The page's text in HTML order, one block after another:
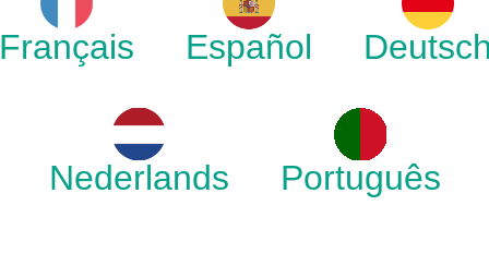
Español
Nederlands Português